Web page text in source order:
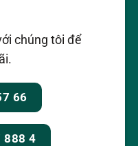
chúng tôi để
66
888 4